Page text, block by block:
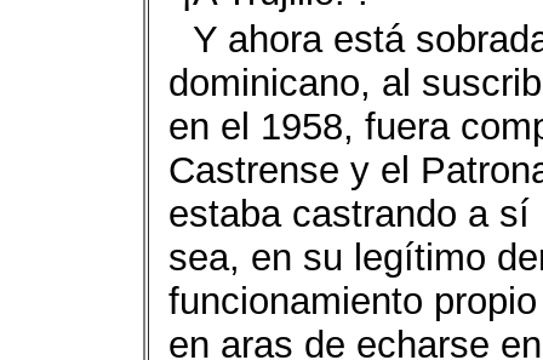
Y ahora está
dominicano, al
en el 1958, fuera
Castrense y el
estaba castrando a
sea, en su legítimo
funcionamiento
en aras de echarse